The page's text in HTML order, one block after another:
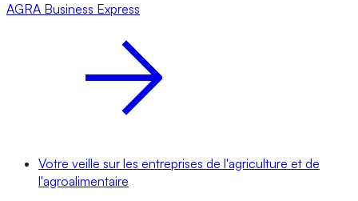
AGRA Business Express
Votre veille sur les entreprises de l'agriculture et de
l'agroalimentaire